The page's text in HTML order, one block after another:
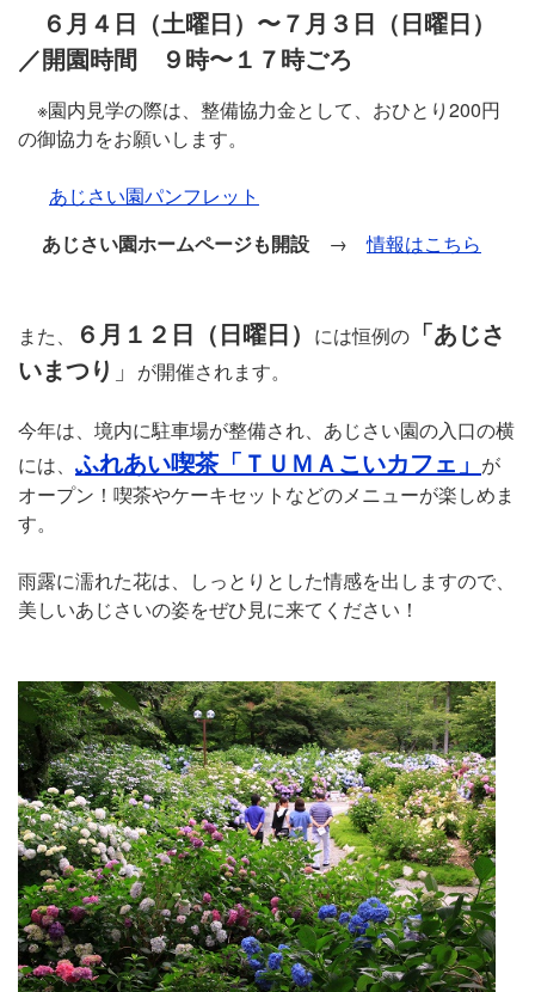
６月４日（土曜日）〜７月３日（日曜日）
／開園時間 ９時〜１７時ごろ
※園内見学の際は、整備協力金として、おひとり200円
の御協力をお願いします。
あじさい園パンフレット
あじさい園ホームページも開設 →情報はこちら
また、 ６月１２日（日曜日） には恒例の 「あじさ
いまつり 」 が開催されます。
今年は、境内に駐車場が整備され、あじさい園の入口の横
には、 ふれあい喫茶「ＴＵＭＡこいカフェ」 が
オープン！喫茶やケーキセットなどのメニューが楽しめま
す。
雨露に濡れた花は、しっとりとした情感を出しますので、
美しいあじさいの姿をぜひ見に来てください！